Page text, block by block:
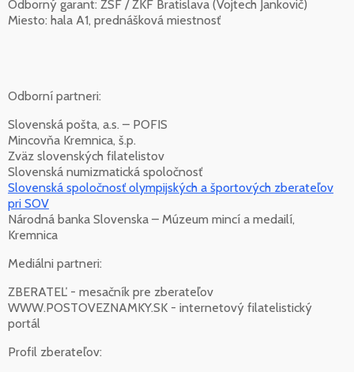
Odborný garant: ZSF / ZKF Bratislava (Vojtech Jankovič)
Miesto: hala A1, prednášková miestnosť
Odborní partneri:
Slovenská pošta, a.s. – POFIS
Mincovňa Kremnica, š.p.
Zväz slovenských filatelistov
Slovenská numizmatická spoločnosť
Slovenská spoločnosť olympijských a športových zberateľov
pri SOV
Národná banka Slovenska – Múzeum mincí a medailí,
Kremnica
Mediálni partneri:
ZBERATEĽ - mesačník pre zberateľov
WWW.POSTOVEZNAMKY.SK - internetový filatelistický
portál
Profil zberateľov: